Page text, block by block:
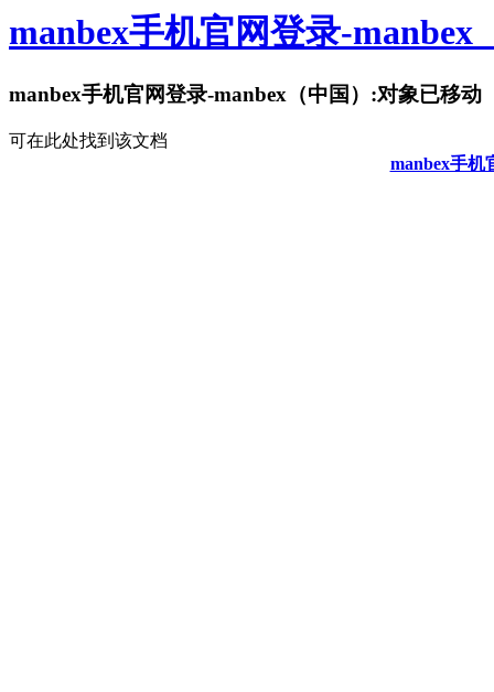
manbex手机官网登录-manbex
manbex手机官网登录-manbex（中国）:对象已移动
可在此处找到该文档
manbex手机